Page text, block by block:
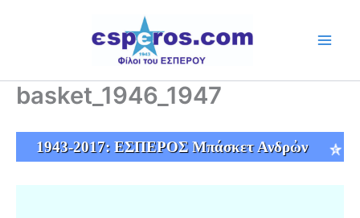
basket_1946_1947
1943-2017: ΕΣΠΕΡΟΣ Μπάσκετ Ανδρὠν